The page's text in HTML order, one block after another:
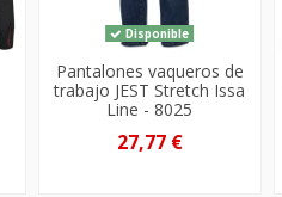
Disponible
Pantalones vaqueros de
trabajo JEST Stretch Issa
Line - 8025
27,77 €